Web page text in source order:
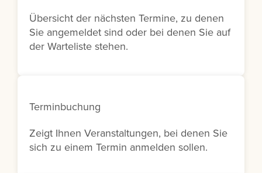
Übersicht der nächsten Termine, zu denen
Sie angemeldet sind oder bei denen Sie auf
der Warteliste stehen.
Terminbuchung
Zeigt Ihnen Veranstaltungen, bei denen Sie
sich zu einem Termin anmelden sollen.